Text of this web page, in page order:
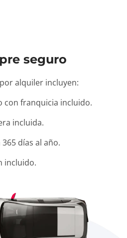
seguro
alquiler incluyen:
con franquicia incluido.
incluida.
días al año.
incluido.